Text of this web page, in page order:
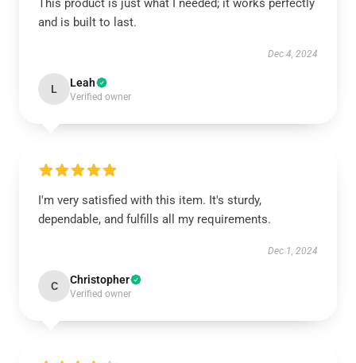
This product is just what I needed; it works perfectly
and is built to last.
Dec 4, 2024
L Leah
Verified owner
I'm very satisfied with this item. It's sturdy,
dependable, and fulfills all my requirements.
Dec 1, 2024
C Christopher
Verified owner